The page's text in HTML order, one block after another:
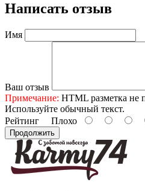
Написать отзыв
Имя
Ваш отзыв
Примечание: HTML разметка не
Используйте обычный текст.
Рейтинг Плохо
Продолжить